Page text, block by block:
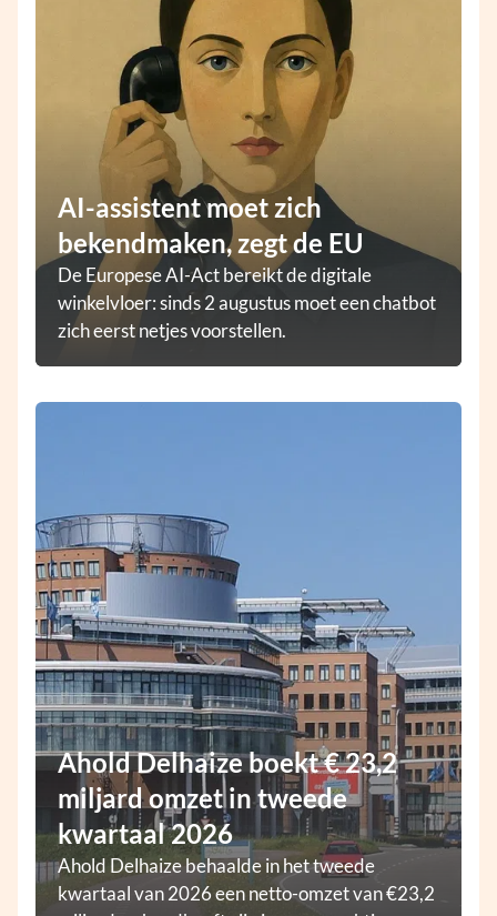
AI-assistent moet zich
bekendmaken, zegt de EU
De Europese AI-Act bereikt de digitale
winkelvloer: sinds 2 augustus moet een chatbot
zich eerst netjes voorstellen.
Ahold Delhaize boekt € 23,2
miljard omzet in tweede
kwartaal 2026
Ahold Delhaize behaalde in het tweede
kwartaal van 2026 een netto-omzet van €23,2